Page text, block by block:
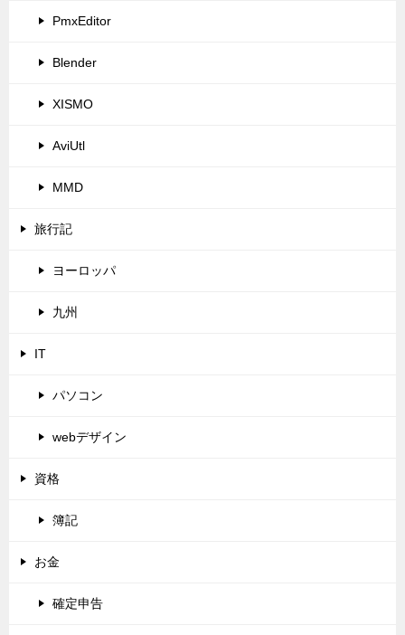
PmxEditor
Blender
XISMO
AviUtl
MMD
旅行記
ヨーロッパ
九州
IT
パソコン
webデザイン
資格
簿記
お金
確定申告